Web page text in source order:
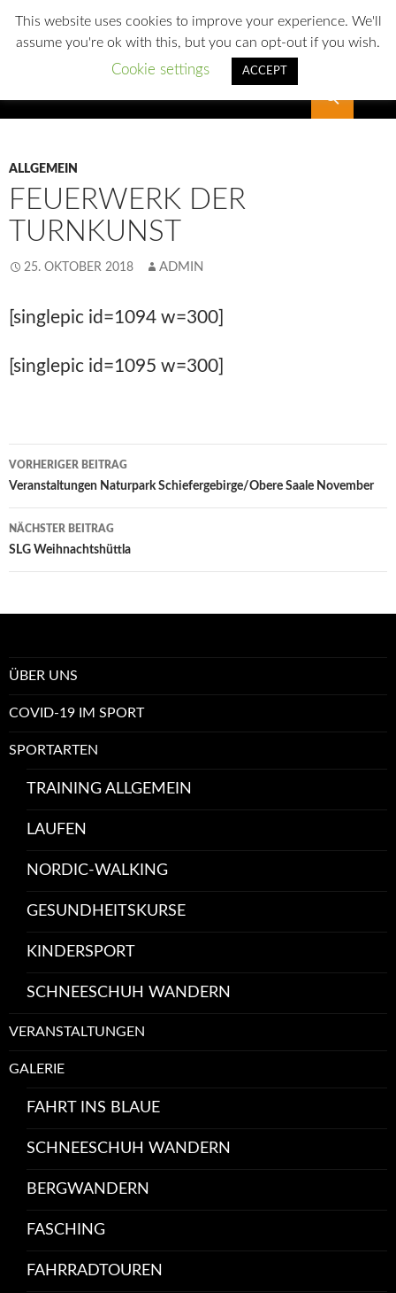
SLG Reichenbach
ALLGEMEIN
FEUERWERK DER
TURNKUNST
25. OKTOBER 2018 ADMIN
[singlepic id=1094 w=300]
[singlepic id=1095 w=300]
Beitrags-
Navigation
VORHERIGER BEITRAG
Veranstaltungen Naturpark Schiefergebirge/Obere Saale November
NÄCHSTER BEITRAG
SLG Weihnachtshüttla
ÜBER UNS
COVID-19 IM SPORT
SPORTARTEN
TRAINING ALLGEMEIN
LAUFEN
NORDIC-WALKING
GESUNDHEITSKURSE
KINDERSPORT
SCHNEESCHUH WANDERN
VERANSTALTUNGEN
GALERIE
FAHRT INS BLAUE
SCHNEESCHUH WANDERN
BERGWANDERN
FASCHING
FAHRRADTOUREN
This website uses cookies to improve your experience. We'll
assume you're ok with this, but you can opt-out if you wish.
Cookie settings ACCEPT